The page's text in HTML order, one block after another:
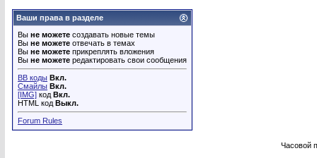
Ваши права в разделе
Вы не можете создавать новые темы
Вы не можете отвечать в темах
Вы не можете прикреплять вложения
Вы не можете редактировать свои сообщения
BB коды Вкл.
Смайлы Вкл.
[IMG] код Вкл.
HTML код Выкл.
Forum Rules
Часовой